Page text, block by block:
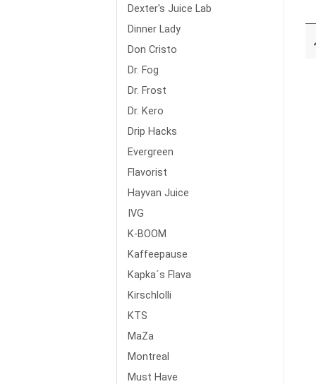
Dexter's Juice Lab
Dinner Lady
Don Cristo
Dr. Fog
Dr. Frost
Dr. Kero
Drip Hacks
Evergreen
Flavorist
Hayvan Juice
IVG
K-BOOM
Kaffeepause
Kapka´s Flava
Kirschlolli
KTS
MaZa
Montreal
Must Have